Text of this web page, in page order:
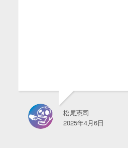
松尾憲司
2025年4月6日